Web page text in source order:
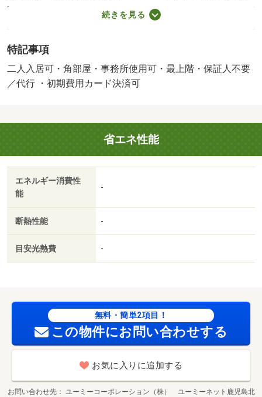
サーティワンアイスクリームギフト券５００円分プレゼン
ト！さらにご成約で３０００円分、来店当日のお申込・ご
各店舗までお問い合わせください！・駐輪場：有・仲介手
数料：１．１ヶ月/鍵交換費用 16500円
続きを見る
特記事項
二人入居可・角部屋・事務所使用可・最上階・保証人不要
／代行 ・初期費用カード決済可
省エネ性能
エネルギー消費性
能
-
断熱性能 -
目安光熱費 -
無料・簡単2項目！
この物件にお問い合わせする
お気に入りに追加する
お問い合わせ先
ユーミーコーポレーション（株） ユーミーネット鹿児島北